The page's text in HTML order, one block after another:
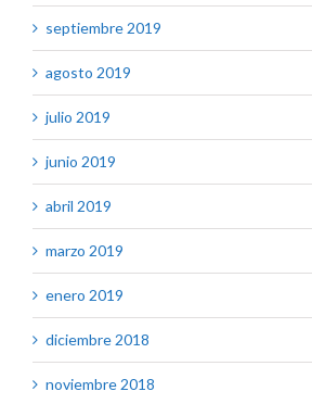
septiembre 2019
agosto 2019
julio 2019
junio 2019
abril 2019
marzo 2019
enero 2019
diciembre 2018
noviembre 2018